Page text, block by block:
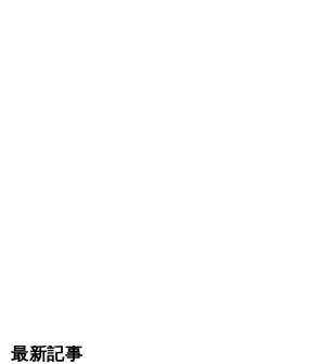
最新記事